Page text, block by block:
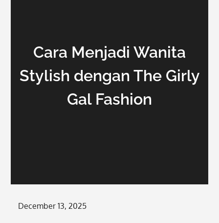
Cara Menjadi Wanita
Stylish dengan The Girly
Gal Fashion
Posted
December 13, 2025